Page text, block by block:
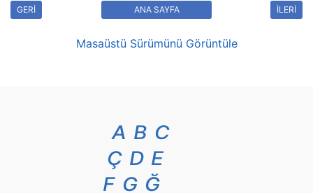
GERİ İLERİ
ANA SAYFA
Masaüstü Sürümünü Görüntüle
A B C
Ç D E
F G Ğ